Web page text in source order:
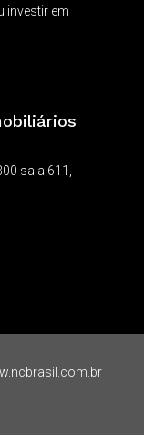
investir em
sala 611,